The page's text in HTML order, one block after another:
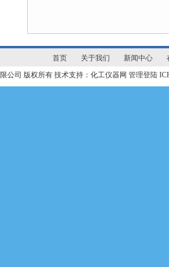
首页 关于我们 新闻中心
公司 版权所有 技术支持：化工仪器网 管理登陆